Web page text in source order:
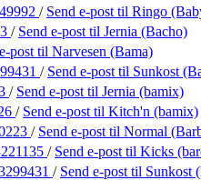
/ Send e-post til Ringo
/ Send e-post til Jernia (Bacho)
post til Narvesen (Bama)
/ Send e-post til Sunkost
/ Send e-post til Jernia (bamix)
/ Send e-post til Kitch'n (bamix)
/ Send e-post til Normal
/ Send e-post til Kicks
/ Send e-post til Sunkost